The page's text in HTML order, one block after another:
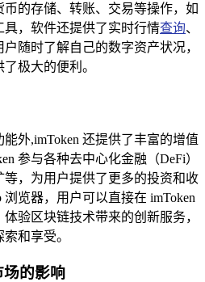
币的存储、转账、交易等操作，如
具，软件还提供了实时行情查询、
随时了解自己的数字资产状况，
极大的便利。
外,imToken 还提供了丰富的增值
参与各种去中心化金融（DeFi）
，为用户提供了更多的投资和收
览器，用户可以直接在 imToken
验区块链技术带来的创新服务，
和享受。
场的影响